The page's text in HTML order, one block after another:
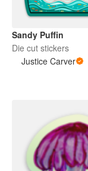
Sandy Puffin
Die cut stickers
Justice Carver